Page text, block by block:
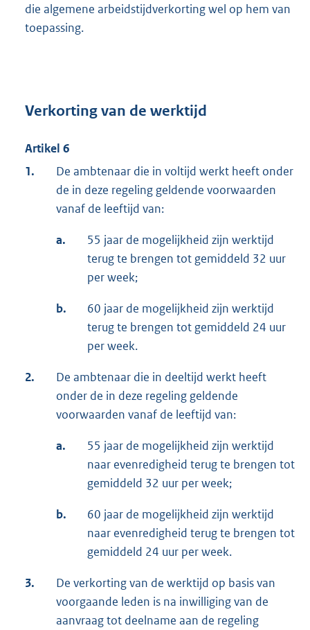
die algemene arbeidstijdverkorting wel op hem van
toepassing.
Verkorting van de werktijd
Artikel 6
1.
De ambtenaar die in voltijd werkt heeft onder
de in deze regeling geldende voorwaarden
vanaf de leeftijd van:
a.
55 jaar de mogelijkheid zijn werktijd
terug te brengen tot gemiddeld 32 uur
per week;
b.
60 jaar de mogelijkheid zijn werktijd
terug te brengen tot gemiddeld 24 uur
per week.
2.
De ambtenaar die in deeltijd werkt heeft
onder de in deze regeling geldende
voorwaarden vanaf de leeftijd van:
a.
55 jaar de mogelijkheid zijn werktijd
naar evenredigheid terug te brengen tot
gemiddeld 32 uur per week;
b.
60 jaar de mogelijkheid zijn werktijd
naar evenredigheid terug te brengen tot
gemiddeld 24 uur per week.
3.
De verkorting van de werktijd op basis van
voorgaande leden is na inwilliging van de
aanvraag tot deelname aan de regeling